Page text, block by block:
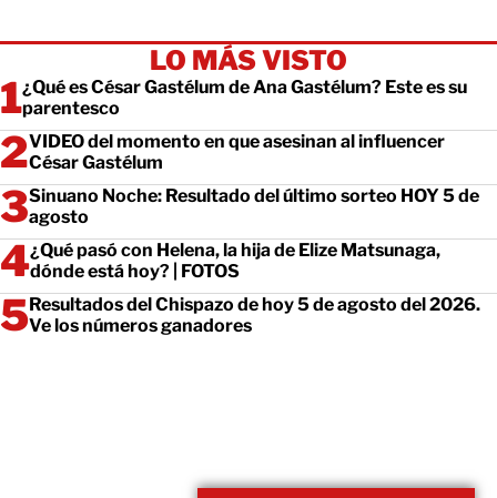
LO MÁS VISTO
¿Qué es César Gastélum de Ana Gastélum? Este es su
parentesco
VIDEO del momento en que asesinan al influencer
César Gastélum
Sinuano Noche: Resultado del último sorteo HOY 5 de
agosto
¿Qué pasó con Helena, la hija de Elize Matsunaga,
dónde está hoy? | FOTOS
Resultados del Chispazo de hoy 5 de agosto del 2026.
Ve los números ganadores